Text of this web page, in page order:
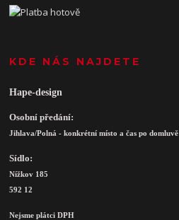
KDE NÁS NAJDETE
Hape-design
Osobní předání:
Jihlava/Polná - konkrétní místo a čas po domluvě
Sídlo:
Nížkov 185
592 12
Nejsme plátci DPH